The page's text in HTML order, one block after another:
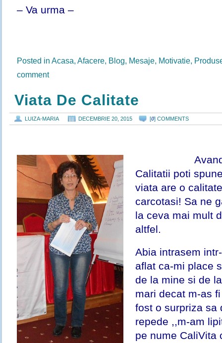
– Va urma –
Posted in Acasa, Afacere, Blog, Mesaje, Motivatie,
comment
Viata De Calitate
LUIZA-MARIA DECEMBRIE 20, 2015 [0] COMMENTS
Calitatii poti
viata are o
carcotasi! Sa ne
la ceva mai mult
altfel.
Abia intrasem
aflat ca-mi place
de la mine si de
mari decat m-as
fost o surpriza sa
repede ,,m-am
pe nume CaliVita